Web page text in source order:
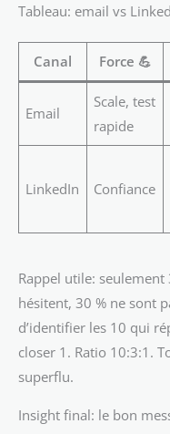
Tableau: email vs
Canal Force 💪
Email
Scale, test
rapide
LinkedIn Confiance
Rappel utile:
hésitent, 30 % ne sont
d’identifier les 10 qui
closer 1. Ratio 10:3:1.
superflu.
Insight final: le bon